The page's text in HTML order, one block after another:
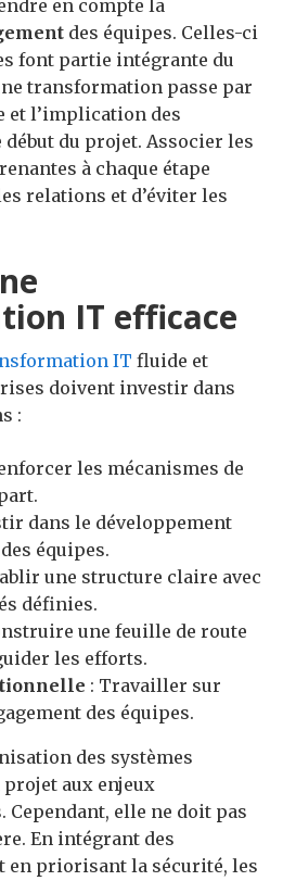
en compte la
des équipes. Celles-ci
font partie intégrante du
transformation passe par
et l’implication des
du projet. Associer les
à chaque étape
relations et d’éviter les
IT efficace
IT fluide et
doivent investir dans
:
les mécanismes de
dans le développement
équipes.
une structure claire avec
définies.
une feuille de route
les efforts.
: Travailler sur
des équipes.
des systèmes
aux enjeux
Cependant, elle ne doit pas
En intégrant des
en priorisant la sécurité, les